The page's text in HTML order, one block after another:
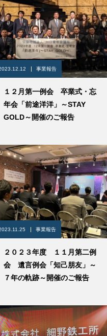
事業報告
１２月第一例会 卒業式・忘
年会「前途洋洋」～STAY
GOLD～開催のご報告
事業報告
２０２３年度 １１月第二例
会 遺言例会「知己朋友」～
７年の軌跡～開催のご報告